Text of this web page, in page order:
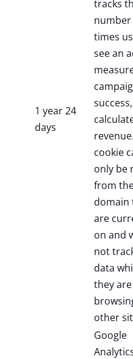
1 year 24
days
tracks
times
see an
cookie
only be
from
domain
are
on and
not
data
they are
other
Google